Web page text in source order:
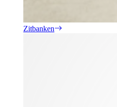
Zitbanken